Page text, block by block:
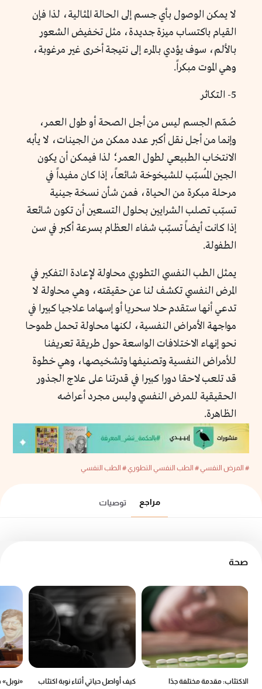
لا يمكن الوصول بأي جسم إلى الحالة المثالية، لذا فإن
القيام باكتساب ميزة جديدة، مثل تخفيض الشعور
بالألم، سوف يؤدي بالمرء إلى نتيجة أخرى غير مرغوبة،
وهي الموت مبكراً.
5- التكاثر
صُمّم الجسم ليس من أجل الصحة أو طول العمر،
وإنما من أجل نقل أكبر عدد ممكن من الجينات، لا يأبه
الانتخاب الطبيعي لطول العمر؛ لذا فيمكن أن يكون
الجين المُسبّب للشيخوخة شائعاً، إذا كان مفيداً في
مرحلة مبكرة من الحياة، فمن شأن نسخة جينية
تسبّب تصلب الشرايين بحلول التسعين أن تكون شائعة
إذا كانت أيضاً تسبّب شفاء العظام بسرعة أكبر في سن
الطفولة.
يمثل الطب النفسي التطوري محاولة لإعادة التفكير في
المرض النفسي تكشف لنا عن حقيقته، وهي محاولة لا
تدعي أنها ستقدم حلا سحريا أو إسهاما علاجيا كبيرا في
مواجهة الأمراض النفسية، لكنها محاولة تحمل طموحا
نحو إنهاء الاختلافات الواسعة حول طريقة تعريفنا
للأمراض النفسية وتصنيفها وتشخيصها، وهي خطوة
قد تلعب لاحقا دورا كبيرا في قدرتنا على علاج الجذور
الحقيقية للمرض النفسي وليس مجرد أعراضه
الظاهرة.
# المرض النفسي# الطب النفسي التطوري# الطب النفسي
مراجع توصيات
صحة
الاكتئاب: مقدمة مختلفة جدًا كيف أواصل حياتي أثناء نوبة اكتئاب